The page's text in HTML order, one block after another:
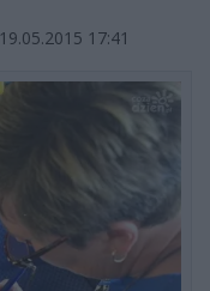
19.05.2015 17:41